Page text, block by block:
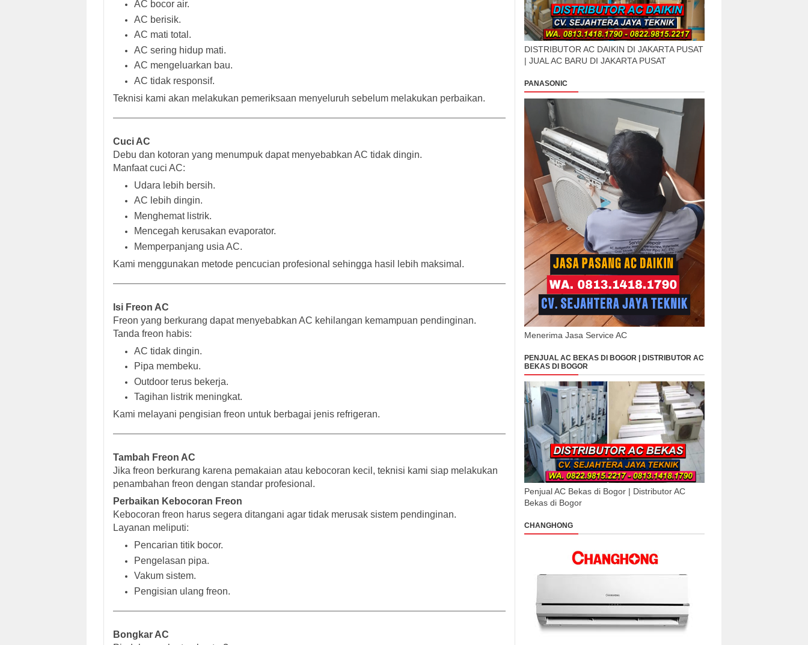
AC bocor air.
AC berisik.
AC mati total.
AC sering hidup mati.
AC mengeluarkan bau.
AC tidak responsif.
Teknisi kami akan melakukan pemeriksaan menyeluruh sebelum melakukan perbaikan.
Cuci AC
Debu dan kotoran yang menumpuk dapat menyebabkan AC tidak dingin.
Manfaat cuci AC:
Udara lebih bersih.
AC lebih dingin.
Menghemat listrik.
Mencegah kerusakan evaporator.
Memperpanjang usia AC.
Kami menggunakan metode pencucian profesional sehingga hasil lebih maksimal.
Isi Freon AC
Freon yang berkurang dapat menyebabkan AC kehilangan kemampuan pendinginan.
Tanda freon habis:
AC tidak dingin.
Pipa membeku.
Outdoor terus bekerja.
Tagihan listrik meningkat.
Kami melayani pengisian freon untuk berbagai jenis refrigeran.
Tambah Freon AC
Jika freon berkurang karena pemakaian atau kebocoran kecil, teknisi kami siap melakukan
penambahan freon dengan standar profesional.
Perbaikan Kebocoran Freon
Kebocoran freon harus segera ditangani agar tidak merusak sistem pendinginan.
Layanan meliputi:
Pencarian titik bocor.
Pengelasan pipa.
Vakum sistem.
Pengisian ulang freon.
Bongkar AC
DISTRIBUTOR AC DAIKIN DI JAKARTA PUSAT
| JUAL AC BARU DI JAKARTA PUSAT
PANASONIC
Menerima Jasa Service AC
PENJUAL AC BEKAS DI BOGOR | DISTRIBUTOR AC
BEKAS DI BOGOR
Penjual AC Bekas di Bogor | Distributor AC
Bekas di Bogor
CHANGHONG